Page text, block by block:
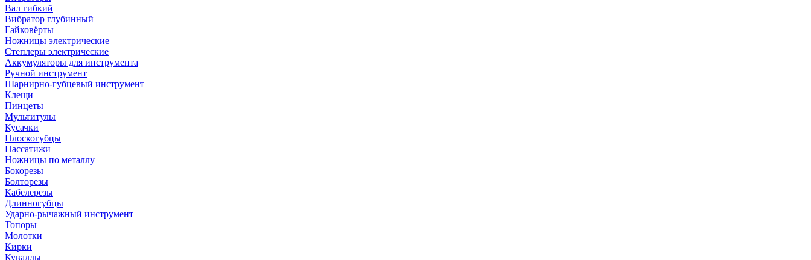
Вал гибкий
Вибратор глубинный
Гайковёрты
Ножницы электрические
Степлеры электрические
Аккумуляторы для инструмента
Ручной инструмент
Шарнирно-губцевый инструмент
Клещи
Пинцеты
Мультитулы
Кусачки
Плоскогубцы
Пассатижи
Ножницы по металлу
Бокорезы
Болторезы
Кабелерезы
Длинногубцы
Ударно-рычажный инструмент
Топоры
Молотки
Кирки
Кувалды